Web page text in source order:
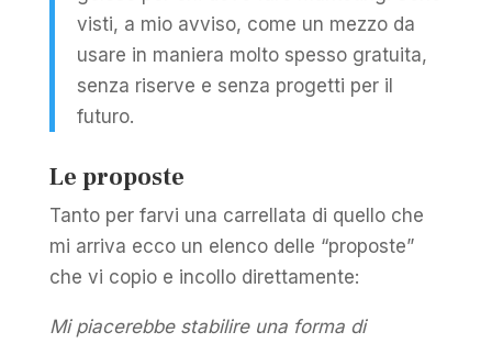
visti, a mio avviso, come un mezzo da
usare in maniera molto spesso gratuita,
senza riserve e senza progetti per il
futuro.
Le proposte
Tanto per farvi una carrellata di quello che
mi arriva ecco un elenco delle “proposte”
che vi copio e incollo direttamente:
Mi piacerebbe stabilire una forma di